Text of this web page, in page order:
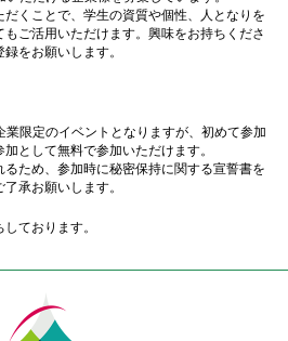
くことで、学生の資質や個性、人となりを
ご活用いただけます。興味をお持ちくださ
をお願いします。
限定のイベントとなりますが、初めて参加
として無料で参加いただけます。
ため、参加時に秘密保持に関する宣誓書を
承お願いします。
ております。